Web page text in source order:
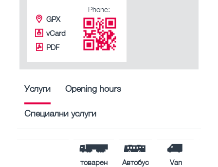
GPX
vCard
PDF
Phone:
Услуги Opening hours
Специални услуги
товарен
Автобус Van